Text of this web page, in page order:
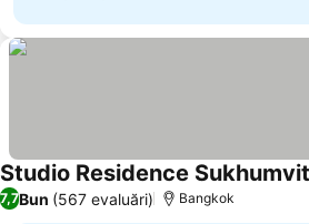
Studio Residence
7,7Bun (567 evaluări) Bangkok